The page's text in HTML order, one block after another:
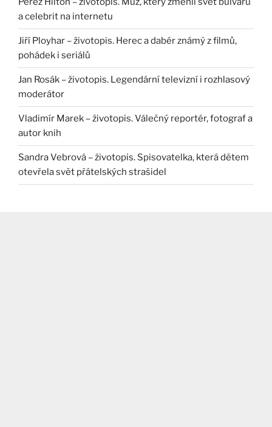
a celebrit na internetu
Jiří Ployhar – životopis. Herec a dabér známý z filmů,
pohádek i seriálů
Jan Rosák – životopis. Legendární televizní i rozhlasový
moderátor
Vladimír Marek – životopis. Válečný reportér, fotograf a
autor knih
Sandra Vebrová – životopis. Spisovatelka, která dětem
otevřela svět přátelských strašidel